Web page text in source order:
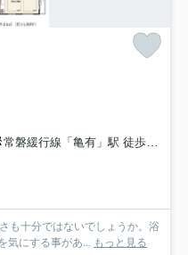
常磐緩行線「亀有」駅 徒歩40分
も十分ではないでしょうか。浴
気にする事があ...
もっと見る